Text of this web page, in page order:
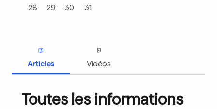
28 29 30 31
Articles Vidéos
Toutes les informations